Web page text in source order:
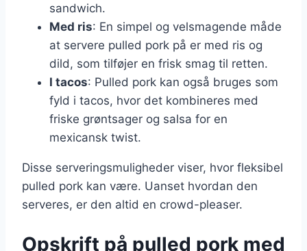
sandwich.
Med ris: En simpel og velsmagende måde
at servere pulled pork på er med ris og
dild, som tilføjer en frisk smag til retten.
I tacos: Pulled pork kan også bruges som
fyld i tacos, hvor det kombineres med
friske grøntsager og salsa for en
mexicansk twist.
Disse serveringsmuligheder viser, hvor fleksibel
pulled pork kan være. Uanset hvordan den
serveres, er den altid en crowd-pleaser.
Opskrift på pulled pork med